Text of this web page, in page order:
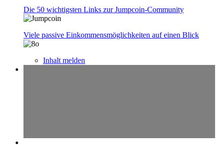
Die 50 wichtigsten Links zur Jumpcoin-Community
Viele passive Einkommensmöglichkeiten auf einen Blick
Inhalt melden